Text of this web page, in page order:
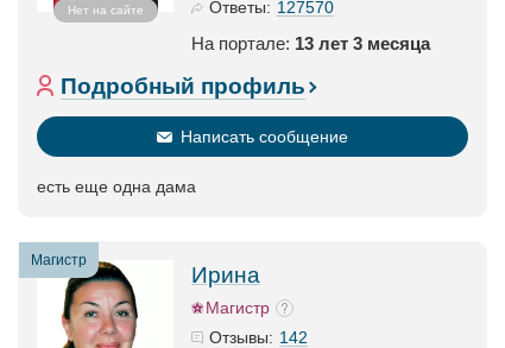
Нет на сайте
Ответы: 127570
На портале: 13 лет 3 месяца
Подробный профиль
Написать сообщение
есть еще одна дама
Магистр
Ирина
Магистр
Отзывы: 142